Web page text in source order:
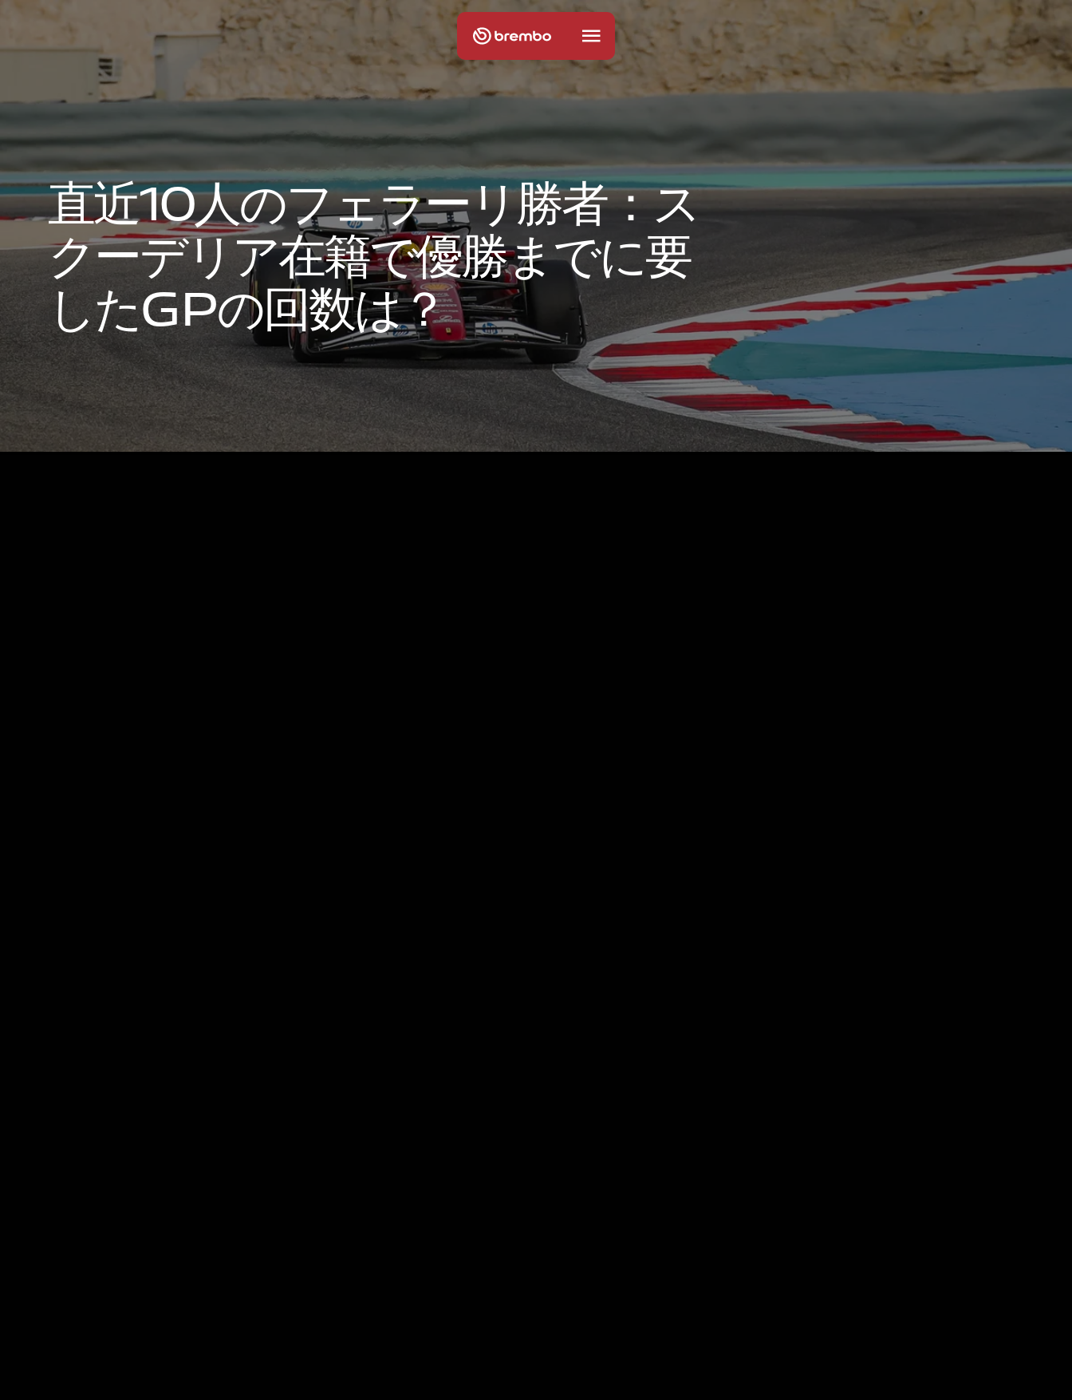
直近10人のフェラーリ勝者：ス
クーデリ ア在籍で優勝までに要
したGPの回数は？